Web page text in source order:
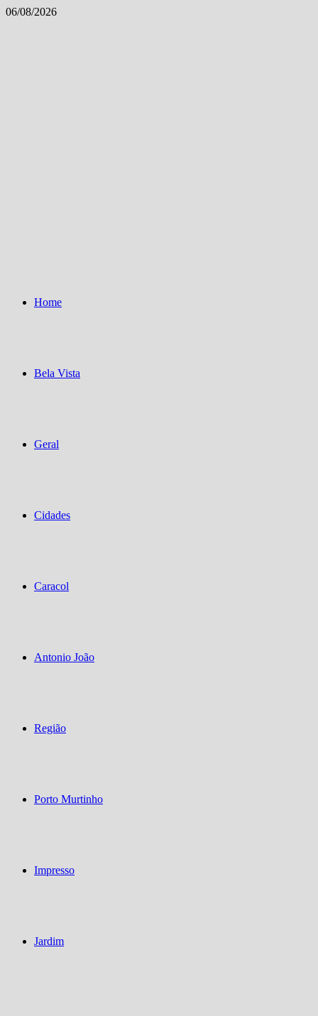
Skip
06/08/2026
Home
Bela Vista
Geral
Cidades
Caracol
Antonio João
Região
Porto Murtinho
Impresso
Jardim